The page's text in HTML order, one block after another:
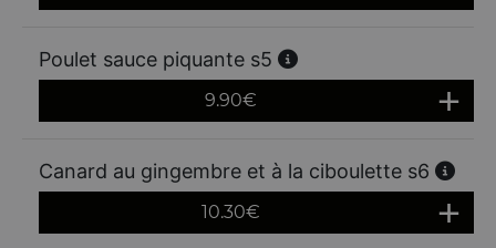
Poulet sauce piquante s5
9.90€
Canard au gingembre et à la ciboulette s6
10.30€